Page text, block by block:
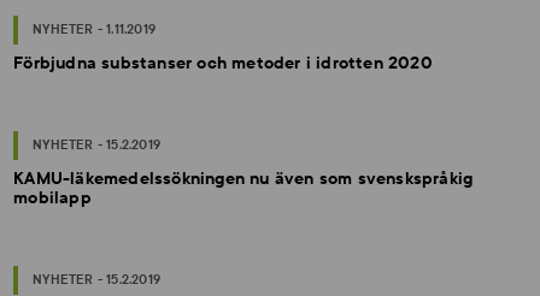
NYHETER - 1.11.2019
Förbjudna substanser och metoder i idrotten 2020
NYHETER - 15.2.2019
KAMU-läkemedelssökningen nu även som svenskspråkig
mobilapp
NYHETER - 15.2.2019